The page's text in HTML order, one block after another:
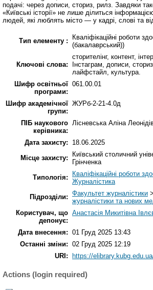
подачі: через дописи, сториз, рилз. Завдяки
«Київські історії» не лише ділиться
людей, які люблять місто — у кадрі, слові та
Тип елементу :
Кваліфікаційні роботи
(бакалаврський))
Ключові слова:
сторителінг, контент,
Інстаграм, дописи,
лайфстайл, культура.
Шифр освітньої
програми:
061.00.01
Шифр академічної
групи:
ЖУРб-2-21-4.0д
ПІБ наукового
керівника:
Лісневська Аліна
Дата захисту:
18.06.2025
Місце захисту:
Київський столичний
Грінченка
Типологія:
Кваліфікаційні роботи
Журналістика
Підрозділи: Факультет журналістики >
журналістики та нових
Користувач, що
депонує:
Анастасія Микитівна
Дата внесення: 01 Груд 2025 13:43
Останні зміни: 02 Груд 2025 12:19
URI:
https://
Actions (login required)